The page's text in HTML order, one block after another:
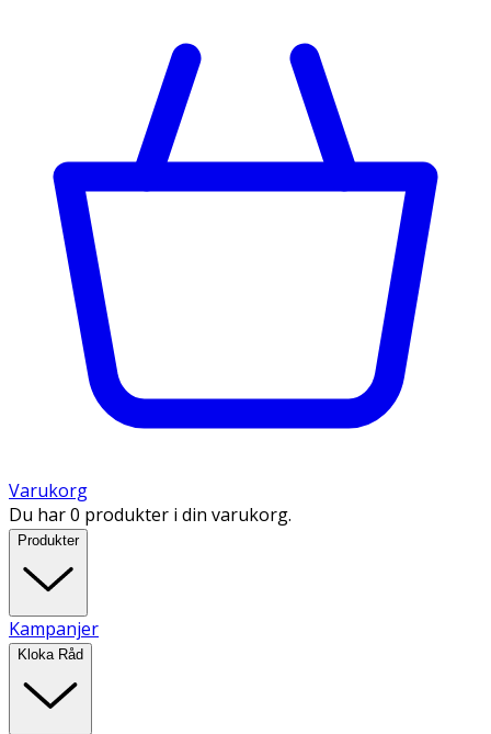
Varukorg
Du har 0 produkter i din varukorg.
Produkter
Kampanjer
Kloka Råd